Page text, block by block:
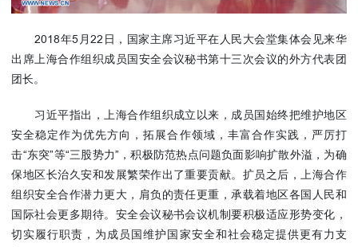
门负责
联系方
影
2018年5月22日，国家主席习近平在人民大会堂集体会见来华
出席上海合作组织成员国安全会议秘书第十三次会议的外方代表团
团长。
习近平指出，上海合作组织成立以来，成员国始终把维护地区
安全稳定作为优先方向，拓展合作领域，丰富合作实践，严厉打
击“东突”等“三股势力”，积极防范热点问题负面影响扩散外溢，为确
保地区长治久安和发展繁荣作出了重要贡献。扩员之后，上海合作
组织安全合作潜力更大，肩负的责任更重，承载着地区各国人民和
国际社会更多期待。安全会议秘书会议机制要积极适应形势变化，
切实履行职责，为成员国维护国家安全和社会稳定提供更有力支